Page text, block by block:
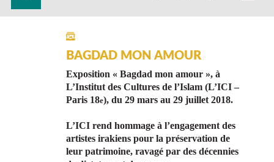
BAGDAD MON AMOUR
Exposition « Bagdad mon amour », à
L’Institut des Cultures de l’Islam (L’ICI –
Paris 18e), du 29 mars au 29 juillet 2018.
L’ICI rend hommage à l’engagement des
artistes irakiens pour la préservation de
leur patrimoine, ravagé par des décennies